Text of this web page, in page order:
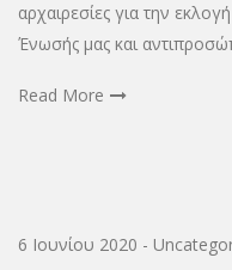
αρχαιρεσίες για την
Ένωσής μας και
Read More
6 Ιουνίου 2020 -